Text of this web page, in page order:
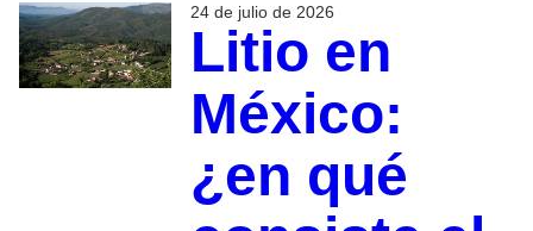
24 de julio de 2026
Litio en
México:
¿en qué